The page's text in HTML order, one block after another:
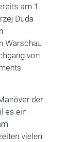
am 1.
Duda
Warschau
von
der
es ein
vielen